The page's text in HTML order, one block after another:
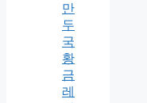
만
두
국
황
금
레